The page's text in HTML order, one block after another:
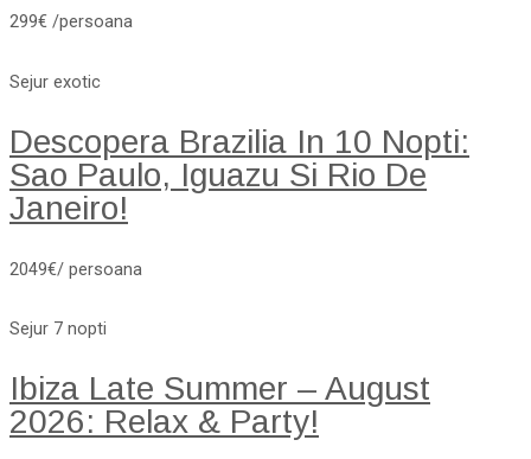
299€ /persoana
Sejur exotic
Descopera Brazilia In 10 Nopti:
Sao Paulo, Iguazu Si Rio De
Janeiro!
2049€/ persoana
Sejur 7 nopti
Ibiza Late Summer – August
2026: Relax & Party!